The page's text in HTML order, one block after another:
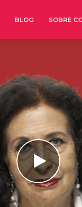
BLOG SOBRE